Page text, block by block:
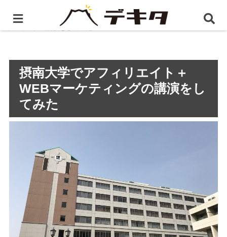
ホーム BLOG
摂南大学でアフィリエイト＋WEBマー
ケティングの講演をしてみた
摂南大学でアフィリエイト＋
WEBマーケティングの講演をし
てみた